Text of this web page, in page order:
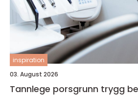
inspiration
03. August 2026
Tannlege porsgrunn trygg behandling med